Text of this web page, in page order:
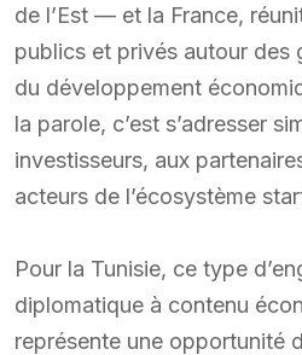
de l’Est — et la France,
publics et privés autour des
du développement
la parole, c’est s’adresser
investisseurs, aux
acteurs de l’écosystème
Pour la Tunisie, ce type
diplomatique à contenu
représente une opportunité